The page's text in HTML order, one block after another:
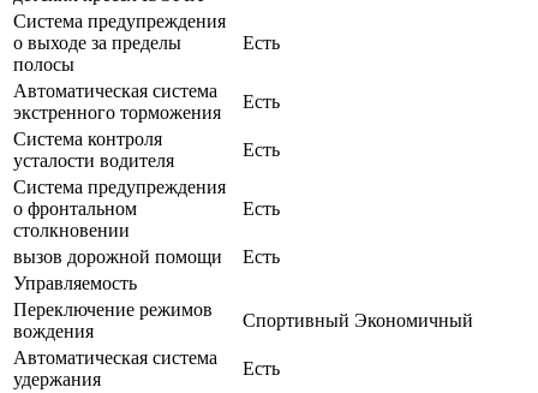
Система предупреждения
о выходе за пределы
полосы
Есть
Автоматическая система
экстренного торможения
Есть
Система контроля
усталости водителя
Есть
Система предупреждения
о фронтальном
столкновении
Есть
вызов дорожной помощи
Есть
Управляемость
Переключение режимов
вождения
Спортивный Экономичный
Автоматическая система
удержания
Есть